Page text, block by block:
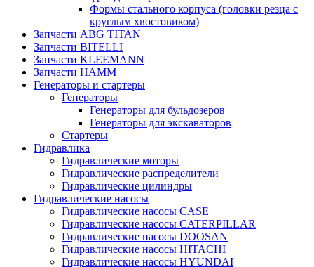
Формы стального корпуса (головки резца с
круглым хвостовиком)
Запчасти ABG TITAN
Запчасти BITELLI
Запчасти KLEEMANN
Запчасти HAMM
Генераторы и стартеры
Генераторы
Генераторы для бульдозеров
Генераторы для экскаваторов
Стартеры
Гидравлика
Гидравлические моторы
Гидравлические распределители
Гидравлические цилиндры
Гидравлические насосы
Гидравлические насосы CASE
Гидравлические насосы CATERPILLAR
Гидравлические насосы DOOSAN
Гидравлические насосы HITACHI
Гидравлические насосы HYUNDAI